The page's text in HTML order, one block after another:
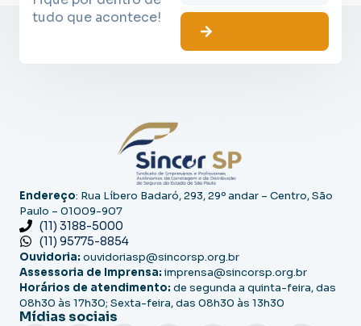
tudo que acontece!
Endereço: Rua Líbero Badaró, 293, 29º andar – Centro, São
Paulo – 01009-907
(11) 3188-5000
(11) 95775-8854
Ouvidoria: ouvidoriasp@sincorsp.org.br
Assessoria de Imprensa: imprensa@sincorsp.org.br
Horários de atendimento: de segunda a quinta-feira, das
08h30 às 17h30; Sexta-feira, das 08h30 às 13h30
Mídias sociais